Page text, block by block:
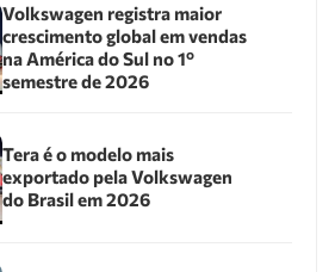
Volkswagen registra maior
crescimento global em vendas
na América do Sul no 1º
semestre de 2026
Tera é o modelo mais
exportado pela Volkswagen
do Brasil em 2026